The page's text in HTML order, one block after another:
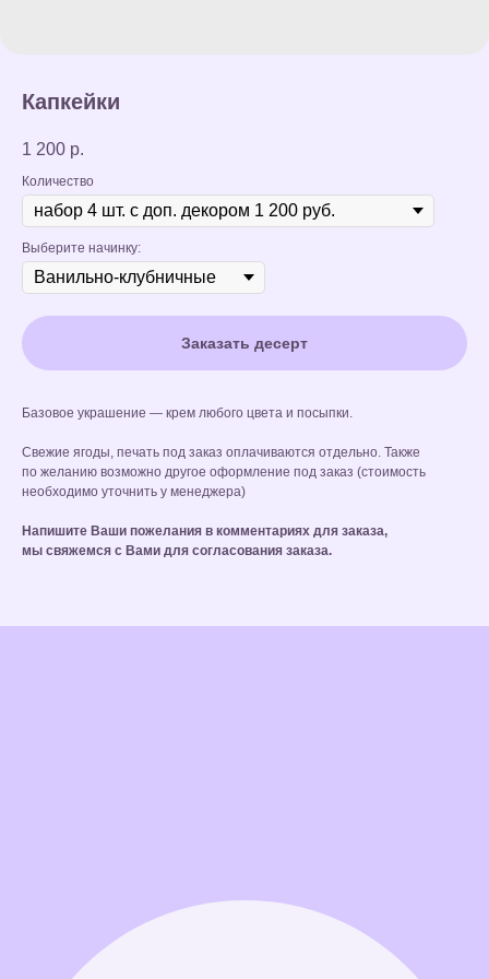
Капкейки
1 200 р.
Количество
Выберите начинку:
Заказать десерт
Базовое украшение — крем любого цвета и посыпки.
Свежие ягоды, печать под заказ оплачиваются отдельно. Также
по желанию возможно другое оформление под заказ (стоимость
необходимо уточнить у менеджера)
Напишите Ваши пожелания в комментариях для заказа,
мы свяжемся с Вами для согласования заказа.